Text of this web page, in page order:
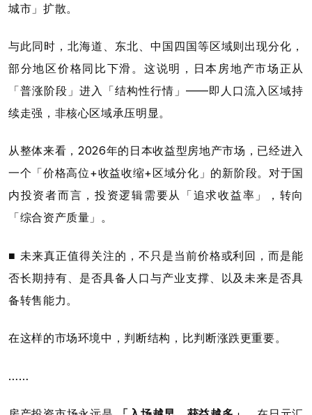
城市」扩散。
与此同时，北海道、东北、中国四国等区域则出现分化，
部分地区价格同比下滑。这说明，日本房地产市场正从
「普涨阶段」进入「结构性行情」——即人口流入区域持
续走强，非核心区域承压明显。
从整体来看，2026年的日本收益型房地产市场，已经进入
一个「价格高位+收益收缩+区域分化」的新阶段。对于国
内投资者而言，投资逻辑需要从「追求收益率」，转向
「综合资产质量」。
■ 未来真正值得关注的，不只是当前价格或利回，而是能
否长期持有、是否具备人口与产业支撑、以及未来是否具
备转售能力。
在这样的市场环境中，判断结构，比判断涨跌更重要。
……